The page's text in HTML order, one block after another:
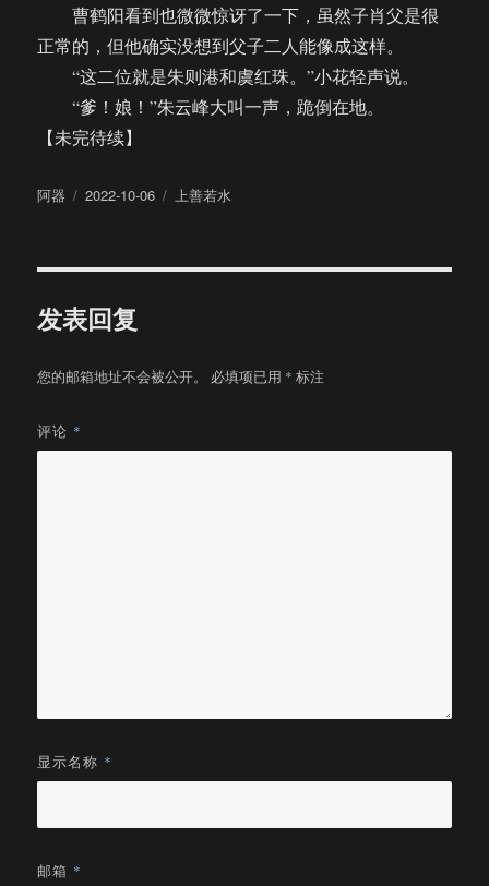
曹鹤阳看到也微微惊讶了一下，虽然子肖父是很
正常的，但他确实没想到父子二人能像成这样。
“这二位就是朱则港和虞红珠。”小花轻声说。
“爹！娘！”朱云峰大叫一声，跪倒在地。
【未完待续】
作
阿器
发
2022-10-06
分
上善若水
发表回复
您的邮箱地址不会被公开。 必填项已用 * 标注
评论 *
显示名称 *
邮箱 *